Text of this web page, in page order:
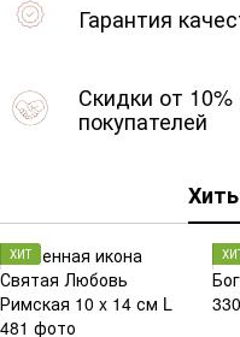
Гарантия
Скидки от
покупателей
ХИТ